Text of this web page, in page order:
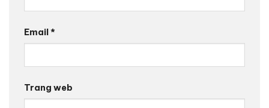
Email*
Trang web